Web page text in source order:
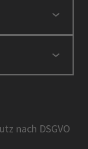
nach DSGVO